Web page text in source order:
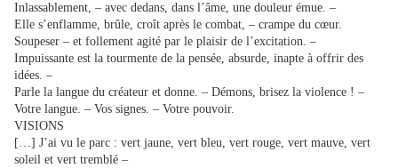
Inlassablement, – avec dedans, dans l’âme, une douleur émue. –
Elle s’enflamme, brûle, croît après le combat, – crampe du cœur.
Soupeser – et follement agité par le plaisir de l’excitation. –
Impuissante est la tourmente de la pensée, absurde, inapte à offrir des
idées. –
Parle la langue du créateur et donne. – Démons, brisez la violence ! –
Votre langue. – Vos signes. – Votre pouvoir.
VISIONS
[…] J’ai vu le parc : vert jaune, vert bleu, vert rouge, vert mauve, vert
soleil et vert tremblé –